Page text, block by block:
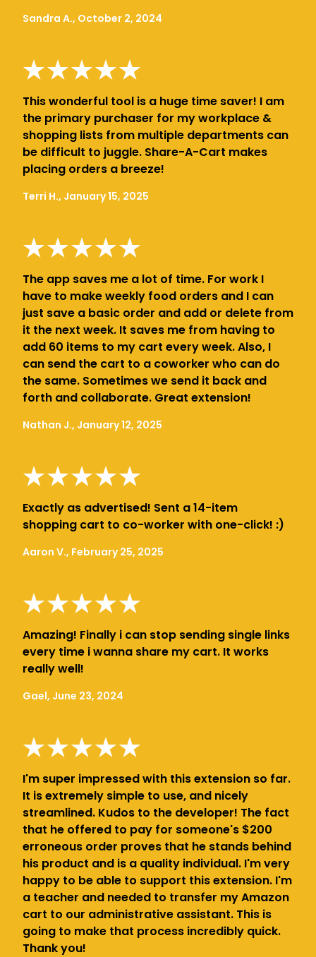
Sandra A., October 2, 2024
This wonderful tool is a huge time saver! I am
the primary purchaser for my workplace &
shopping lists from multiple departments can
be difficult to juggle. Share-A-Cart makes
placing orders a breeze!
Terri H., January 15, 2025
The app saves me a lot of time. For work I
have to make weekly food orders and I can
just save a basic order and add or delete from
it the next week. It saves me from having to
add 60 items to my cart every week. Also, I
can send the cart to a coworker who can do
the same. Sometimes we send it back and
forth and collaborate. Great extension!
Nathan J., January 12, 2025
Exactly as advertised! Sent a 14-item
shopping cart to co-worker with one-click! :)
Aaron V., February 25, 2025
Amazing! Finally i can stop sending single links
every time i wanna share my cart. It works
really well!
Gael, June 23, 2024
I'm super impressed with this extension so far.
It is extremely simple to use, and nicely
streamlined. Kudos to the developer! The fact
that he offered to pay for someone's $200
erroneous order proves that he stands behind
his product and is a quality individual. I'm very
happy to be able to support this extension. I'm
a teacher and needed to transfer my Amazon
cart to our administrative assistant. This is
going to make that process incredibly quick.
Thank you!